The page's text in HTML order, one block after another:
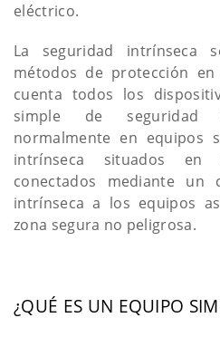
eléctrico.
La seguridad intrínseca
métodos de protección
cuenta todos los
simple de seguridad
normalmente en equipos
intrínseca situados en
conectados mediante un
intrínseca a los equipos
zona segura no peligrosa.
¿QUÉ ES UN EQUIPO